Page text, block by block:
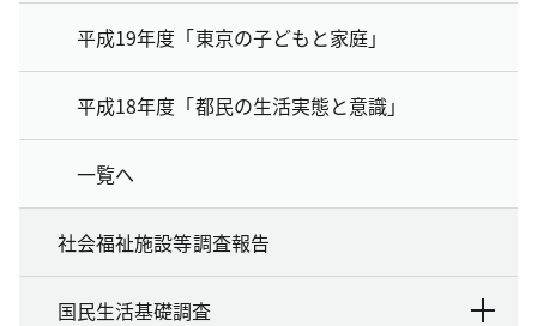
平成19年度「東京の子どもと家庭」
平成18年度「都民の生活実態と意識」
一覧へ
社会福祉施設等調査報告
国民生活基礎調査